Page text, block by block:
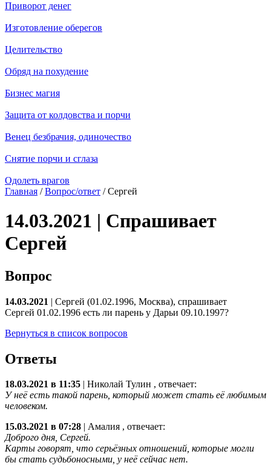
Приворот денег
Изготовление оберегов
Целительство
Обряд на похудение
Бизнес магия
Защита от колдовства и порчи
Венец безбрачия, одиночество
Снятие порчи и сглаза
Одолеть врагов
Главная /Вопрос/ответ / Сергей
14.03.2021 | Спрашивает
Сергей
Вопрос
14.03.2021 | Сергей (01.02.1996, Москва), спрашивает
Сергей 01.02.1996 есть ли парень у Дарьи 09.10.1997?
Вернуться в список вопросов
Ответы
18.03.2021 в 11:35 Николай Тулин , отвечает:
У неё есть такой парень, который может стать её любимым
человеком.
15.03.2021 в 07:28
Амалия , отвечает:
Доброго дня, Сергей.
Карты говорят, что серьёзных отношений, которые могли
бы стать судьбоносными, у неё сейчас нет.